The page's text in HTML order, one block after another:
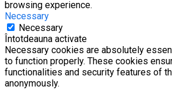
browsing experience.
Necessary
Necessary
Întotdeauna activate
Necessary cookies are absolutely
to function properly. These cookies
functionalities and security features of
anonymously.